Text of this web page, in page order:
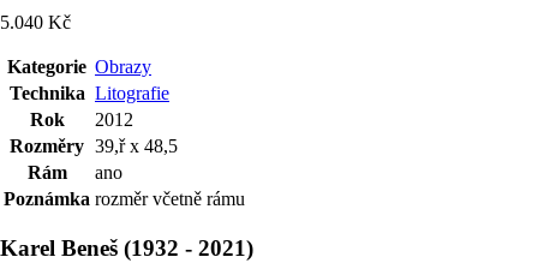
5.040 Kč
Kategorie Obrazy
Technika Litografie
Rok
2012
Rozměry 39,ř x 48,5
Rám
ano
Poznámka rozměr včetně rámu
Karel Beneš (1932 - 2021)